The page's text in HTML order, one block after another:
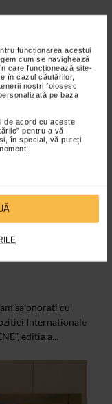
funcționarea acestui
cum se navighează
care funcționează site-
în cazul căutărilor,
noștri folosesc
pe baza
de acord cu aceste
pentru a vă
în special, vă puteți
Fildas Art
perioada 9 - 30...
sa onorati cu
Internationale
editia a...